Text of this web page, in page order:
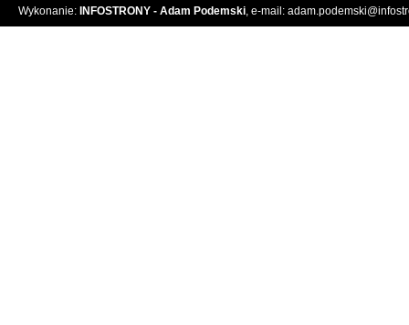
Wykonanie: INFOSTRONY - Adam Podemski, e-mail: